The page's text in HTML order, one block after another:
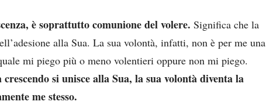
è soprattutto comunione del volere. Significa che la
alla Sua. La sua volontà, infatti, non è per me una
mi piego più o meno volentieri oppure non mi piego.
si unisce alla Sua, la sua volontà diventa la
me stesso.